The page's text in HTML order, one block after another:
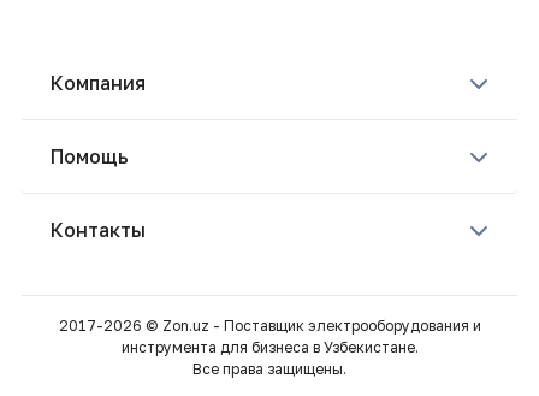
Компания
Помощь
Контакты
2017-2026 © Zon.uz - Поставщик электрооборудования и
инструмента для бизнеса в Узбекистане.
Все права защищены.